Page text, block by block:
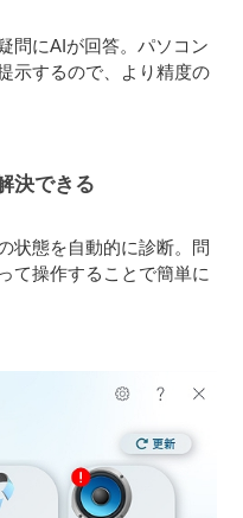
問にAIが回答。パソコン
示するので、より精度の
決できる
状態を自動的に診断。問
て操作することで簡単に